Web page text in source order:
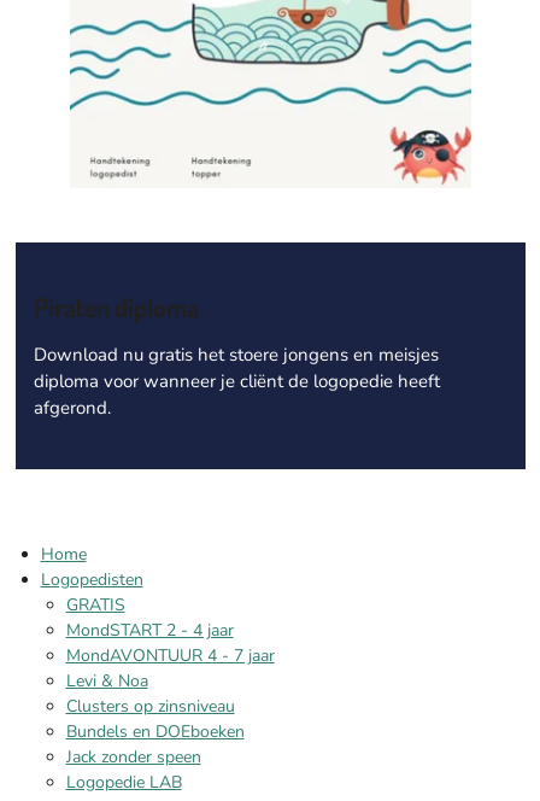
Piraten diploma
Download nu gratis het stoere jongens en meisjes
diploma voor wanneer je cliënt de logopedie heeft
afgerond.
Home
Logopedisten
GRATIS
MondSTART 2 - 4 jaar
MondAVONTUUR 4 - 7 jaar
Levi & Noa
Clusters op zinsniveau
Bundels en DOEboeken
Jack zonder speen
Logopedie LAB